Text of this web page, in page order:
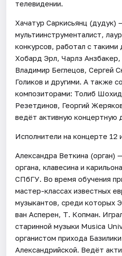
телевидении.
Хачатур Саркисьянц (дудук)
мультиинструменталист,
конкурсов, работал с
Хобард Эрл, Чарлз
Владимир Беглецов, Сергей
Голиков и другими. А также
композиторами: Толиб
Резетдинов, Георгий
ведёт активную концертную
Исполнители на концерте 12
Александра Веткина (орган)
органа, клавесина и
СПбГУ. Во время обучения
мастер-классах известных
музыкантов, среди которых
ван Асперен, Т. Копман.
старинной музыки Musica
органистом прихода
Александрийской. Ведёт